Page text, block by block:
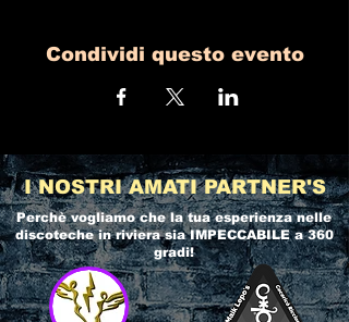
Condividi questo evento
I NOSTRI AMATI PARTNER'S
Perchè vogliamo che la tua esperienza nelle
discoteche in rivierasia IMPECCABILE a 360
gradi!